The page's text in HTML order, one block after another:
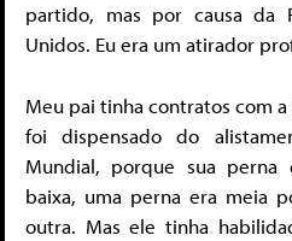
partido, mas por causa da
Unidos. Eu era um atirador
Meu pai tinha contratos com
foi dispensado do
Mundial, porque sua perna
baixa, uma perna era meia
outra. Mas ele tinha